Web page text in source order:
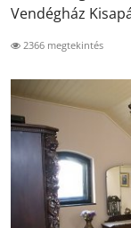
Vendégház
2366 megtekintés